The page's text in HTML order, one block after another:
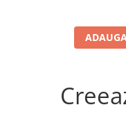
Busoane/inele etansare
Bielete directie